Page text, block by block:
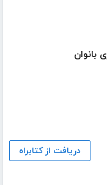
بانوان
دریافت از کتابراه